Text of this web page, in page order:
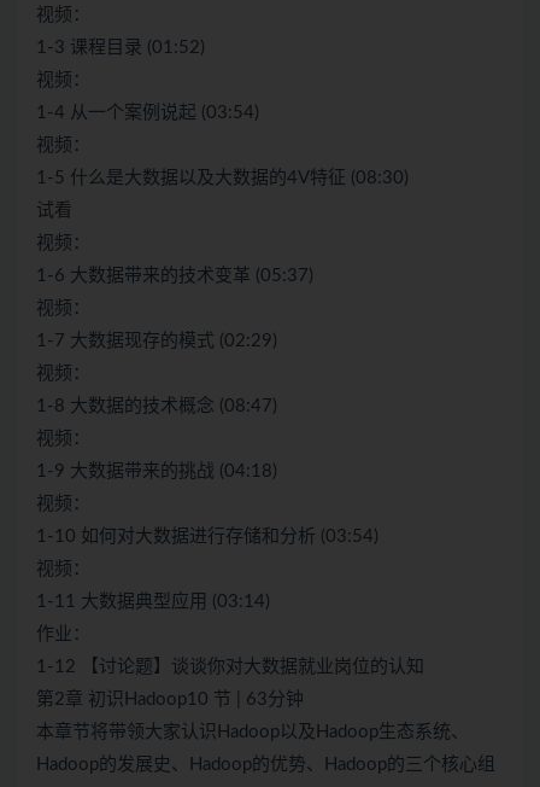
视频：
1-3 课程目录 (01:52)
视频：
1-4 从一个案例说起 (03:54)
视频：
1-5 什么是大数据以及大数据的4V特征 (08:30)
试看
视频：
1-6 大数据带来的技术变革 (05:37)
视频：
1-7 大数据现存的模式 (02:29)
视频：
1-8 大数据的技术概念 (08:47)
视频：
1-9 大数据带来的挑战 (04:18)
视频：
1-10 如何对大数据进行存储和分析 (03:54)
视频：
1-11 大数据典型应用 (03:14)
作业：
1-12 【讨论题】谈谈你对大数据就业岗位的认知
第2章 初识Hadoop10 节 | 63分钟
本章节将带领大家认识Hadoop以及Hadoop生态系统、
Hadoop的发展史、Hadoop的优势、Hadoop的三个核心组